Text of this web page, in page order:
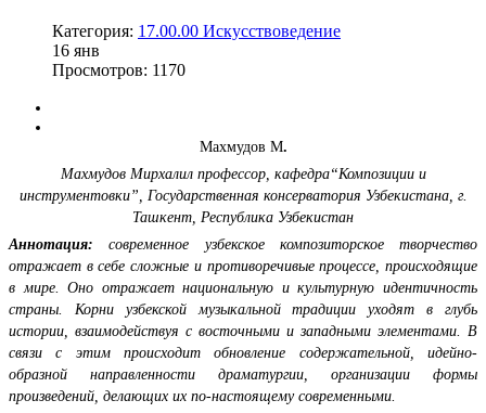
Категория: 17.00.00 Искусствоведение
16 янв
Просмотров: 1170
Махмудов М.
Махмудов Мирхалил профессор, кафедра“Композиции и
инструментовки”, Государственная консерватория Узбекистана, г.
Ташкент Республика Узбекистан
Аннотация:
современное узбекское композиторское творчество
отражает в себе сложные и противоречивые процессе, происходящие
в мире. Оно отражает национальную и культурную идентичность
страны. Корни узбекской музыкальной традиции уходят в глубь
истории, взаимодействуя с восточными и западными элементами. В
связи с этим происходит обновление содержательной, идейно-
образной направленности драматургии, организации формы
произведений, делающих их по-настоящему современными.